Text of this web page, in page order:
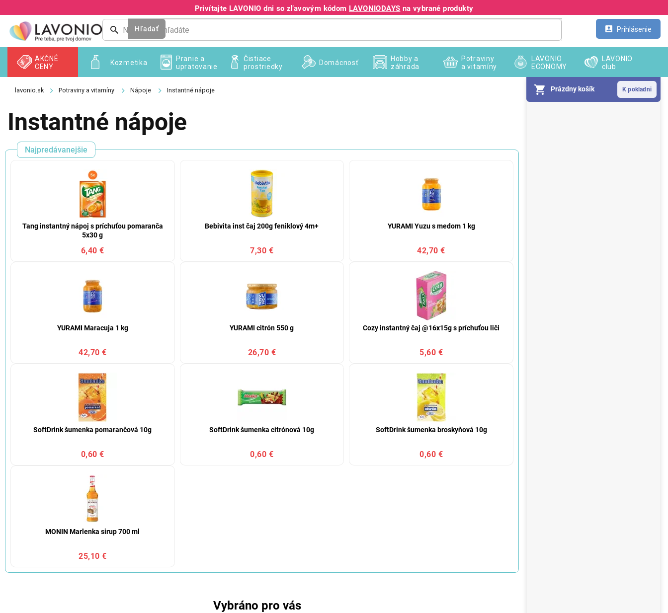
na
obsah
Privítajte LAVONIO dni so zľavovým kódom LAVONIODAYS na vybrané produkty
+421 940 995 209
Prihlásenie
Hľadať
Prázdny košík
Kozmetika
AKČNÉ
CENY
Pranie a
upratovanie
Čistiace
prostriedky
Domácnosť
Hobby a
záhrada
Potraviny
a vitamíny
LAVONIO
ECONOMY
LAVONIO
club
Potraviny a vitamíny Nápoje Instantné nápoje
Instantné nápoje
Najpredávanejšie
Tang instantný nápoj s príchuťou pomaranča
5x30 g
6,40 €
Bebivita inst čaj 200g feniklový 4m+
7,30 €
YURAMI Yuzu s medom 1 kg
42,70 €
YURAMI Maracuja 1 kg
42,70 €
YURAMI citrón 550 g
26,70 €
Cozy instantný čaj @16x15g s príchuťou liči
5,60 €
SoftDrink šumenka pomarančová 10g
0,60 €
SoftDrink šumenka citrónová 10g
0,60 €
SoftDrink šumenka broskyňová 10g
0,60 €
MONIN Marlenka sirup 700 ml
25,10 €
Vybráno pro vás